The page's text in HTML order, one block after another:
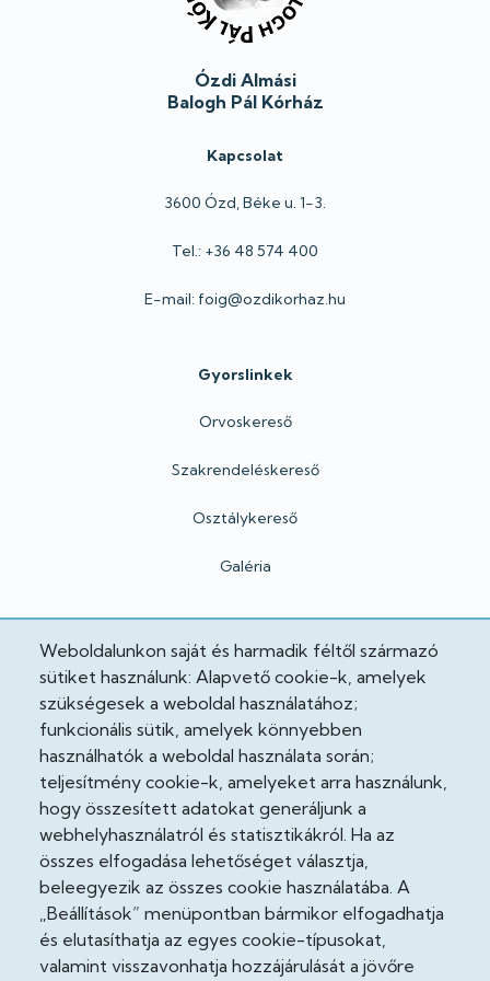
Weboldalunkon saját és harmadik féltől származó
sütiket használunk: Alapvető cookie-k, amelyek
szükségesek a weboldal használatához;
funkcionális sütik, amelyek könnyebben
használhatók a weboldal használata során;
teljesítmény cookie-k, amelyeket arra használunk,
hogy összesített adatokat generáljunk a
webhelyhasználatról és statisztikákról. Ha az
összes elfogadása lehetőséget választja,
beleegyezik az összes cookie használatába. A
„Beállítások” menüpontban bármikor elfogadhatja
és elutasíthatja az egyes cookie-típusokat,
valamint visszavonhatja hozzájárulását a jövőre
Ózdi Almási
Balogh Pál Kórház
Kapcsolat
3600 Ózd, Béke u. 1-3.
Tel.: +36 48 574 400
E-mail: foig@ozdikorhaz.hu
Gyorslinkek
Orvoskereső
Szakrendeléskereső
Osztálykereső
Galéria
Hivatalos
Adatkezelési tájékoztató
Adatvédelmi tisztviselő
Akadálymentesítési nyilatkozat
Cooekie szabályzat
Felhasználási feltételek
Impresszum